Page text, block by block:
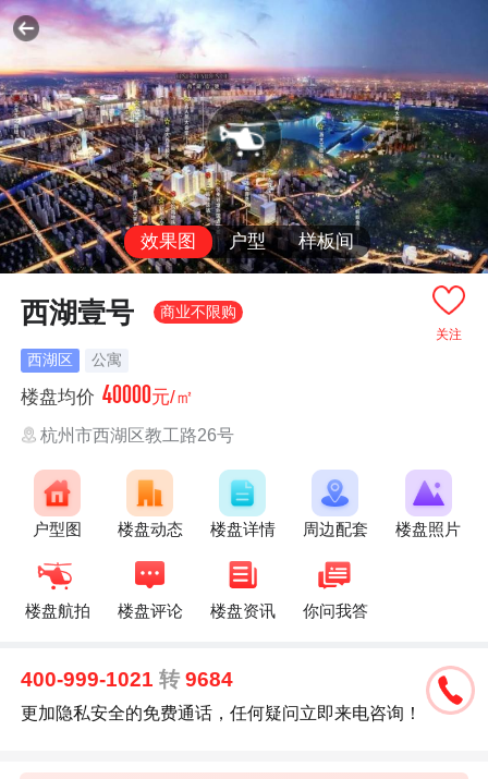
效果图 户型 样板间
关注
西湖壹号 商业不限购
西湖区 公寓
楼盘均价 40000元/㎡
杭州市西湖区教工路26号
户型图 楼盘动态 楼盘详情 周边配套 楼盘照片
楼盘航拍 楼盘评论 楼盘资讯 你问我答
400-999-1021转 9684
更加隐私安全的免费通话，任何疑问立即来电咨询！